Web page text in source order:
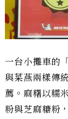
一台小攤車的
與菜燕兩樣傳
薦。麻糬以糯
粉與芝麻糖粉